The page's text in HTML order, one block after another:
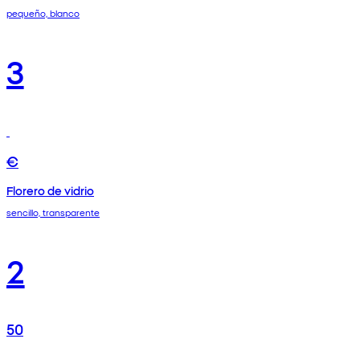
pequeño, blanco
3
€
Florero de vidrio
sencillo, transparente
2
50